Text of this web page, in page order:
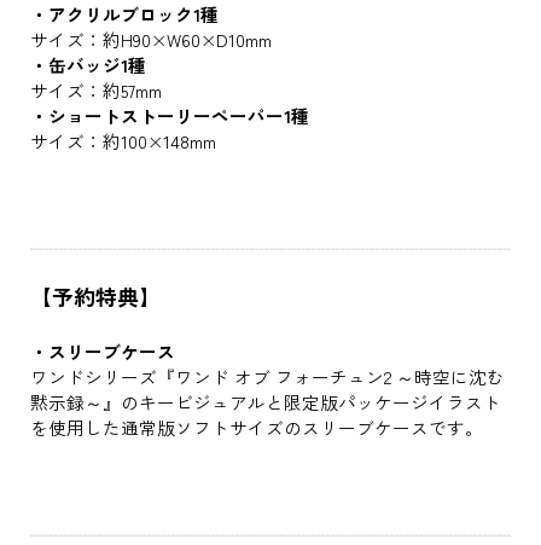
・アクリルブロック1種
サイズ：約H90×W60×D10mm
・缶バッジ1種
サイズ：約57mm
・ショートストーリーペーパー1種
サイズ：約100×148mm
【予約特典】
・スリーブケース
ワンドシリーズ『ワンド オブ フォーチュン2 ～時空に沈む
黙示録～』のキービジュアルと限定版パッケージイラスト
を使用した通常版ソフトサイズのスリーブケースです。